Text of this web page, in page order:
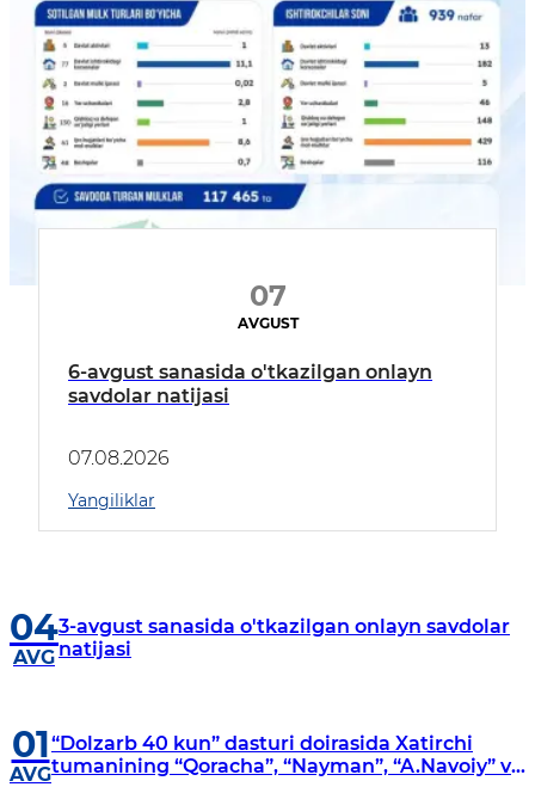
07
AVGUST
6-avgust sanasida o'tkazilgan onlayn
savdolar natijasi
07.08.2026
Yangiliklar
04
AVG
3-avgust sanasida o'tkazilgan onlayn savdolar
natijasi
01
AVG
“Dolzarb 40 kun” dasturi doirasida Xatirchi
tumanining “Qoracha”, “Nayman”, “A.Navoiy” va